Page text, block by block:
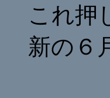
これ押
新の６